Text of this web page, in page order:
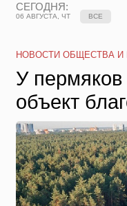
СЕГОДНЯ:
06 АВГУСТА, ЧТ ВСЕ
НОВОСТИ ОБЩЕСТВА И
У
объект